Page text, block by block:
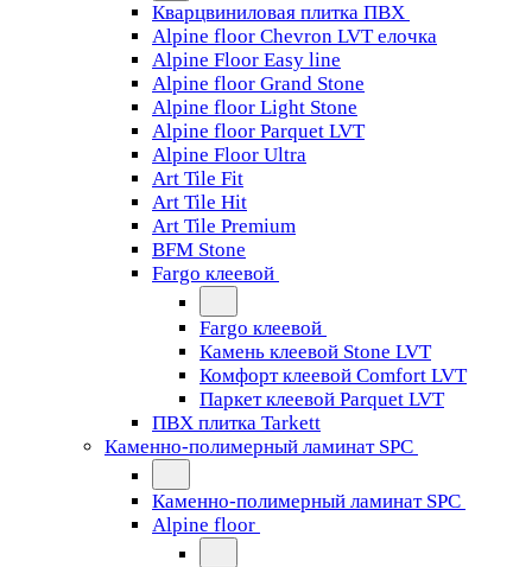
Кварцвиниловая плитка ПВХ
Alpine floor Chevron LVT елочка
Alpine Floor Easy line
Alpine floor Grand Stone
Alpine floor Light Stone
Alpine floor Parquet LVT
Alpine Floor Ultra
Art Tile Fit
Art Tile Hit
Art Tile Premium
BFM Stone
Fargo клеевой
Fargo клеевой
Камень клеевой Stone LVT
Комфорт клеевой Comfort LVT
Паркет клеевой Parquet LVT
ПВХ плитка Tarkett
Каменно-полимерный ламинат SPC
Каменно-полимерный ламинат SPC
Alpine floor